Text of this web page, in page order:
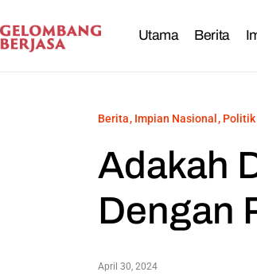
Utama Berita
Berita Impian Nasional Politik
Adakah
Dengan
April 30, 2024